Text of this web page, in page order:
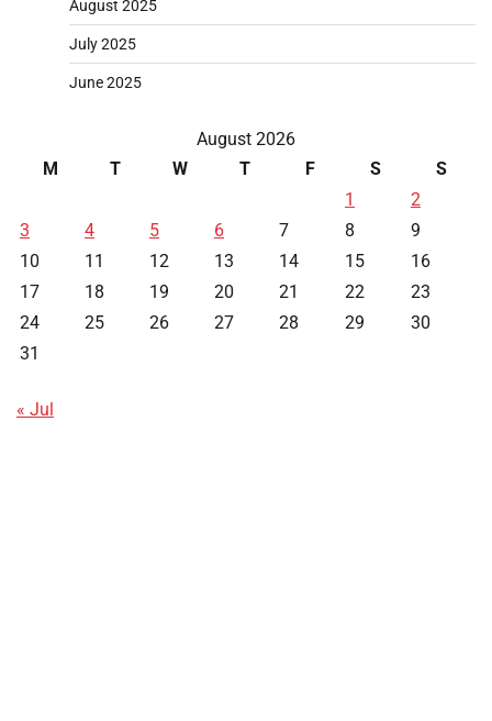
August 2025
July 2025
June 2025
August 2026
M
T W T F S
S
1
2
3
4 5 6 7 8
9
10
11 12 13 14 15
16
17
18 19 20 21 22
23
24
25 26 27 28 29
30
31
« Jul